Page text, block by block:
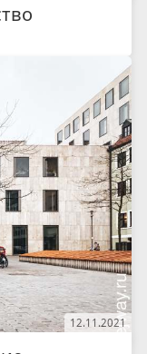
12.11.2021